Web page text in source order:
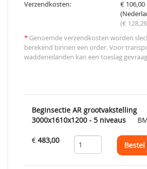
Verzendkosten:
€
(€
* Genoemde verzendkosten worden
berekend binnen een order. Voor
waddeneilanden kan een toeslag
Beginsectie AR grootvakstelling
3000x1610x1200 - 5 niveaus
€ 483,00
Bestel